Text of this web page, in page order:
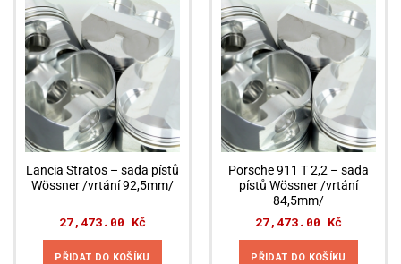
Lancia Stratos – sada pístů
Wössner /vrtání 92,5mm/
27,473.00 Kč
PŘIDAT DO KOŠÍKU
Porsche 911 T 2,2 – sada
pístů Wössner /vrtání
84,5mm/
27,473.00 Kč
PŘIDAT DO KOŠÍKU